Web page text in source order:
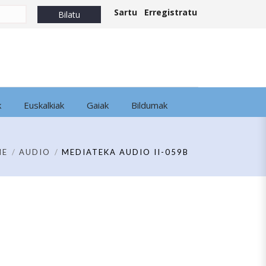
Sartu Erregistratu
Euskalkiak Gaiak Bildumak
AUDIO MEDIATEKA AUDIO II-059B